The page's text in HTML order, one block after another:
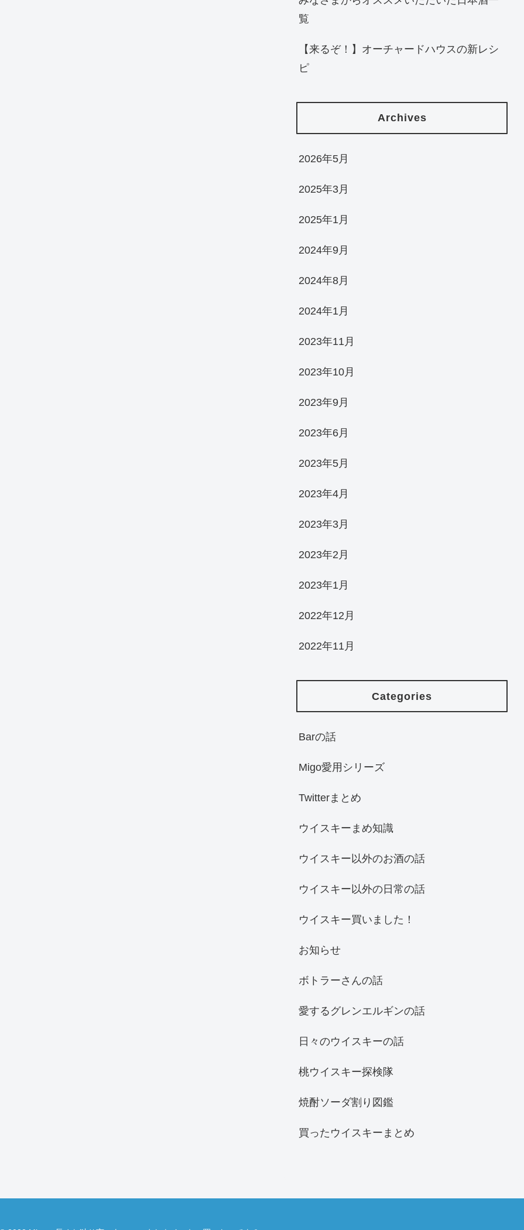
覧
【来るぞ！】オーチャードハウスの新レシ
ピ
Archives
2026年5月
2025年3月
2025年1月
2024年9月
2024年8月
2024年1月
2023年11月
2023年10月
2023年9月
2023年6月
2023年5月
2023年4月
2023年3月
2023年2月
2023年1月
2022年12月
2022年11月
Categories
Barの話
Migo愛用シリーズ
Twitterまとめ
ウイスキーまめ知識
ウイスキー以外のお酒の話
ウイスキー以外の日常の話
ウイスキー買いました！
お知らせ
ボトラーさんの話
愛するグレンエルギンの話
日々のウイスキーの話
桃ウイスキー探検隊
焼酎ソーダ割り図鑑
買ったウイスキーまとめ